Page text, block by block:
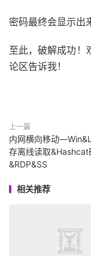
密码最终会显示出
至此，破解成功！
论区告诉我！
上一篇
内网横向移动
存离线读取&Hashcat
&RDP&SS
相关推荐